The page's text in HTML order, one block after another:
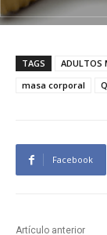
TAGS ADULTOS
masa corporal
Facebook
Artículo anterior